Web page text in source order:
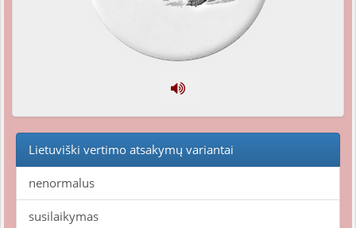
Lietuviški vertimo atsakymų variantai
nenormalus
susilaikymas